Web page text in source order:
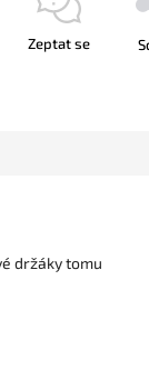
Zeptat se
držáky tomu